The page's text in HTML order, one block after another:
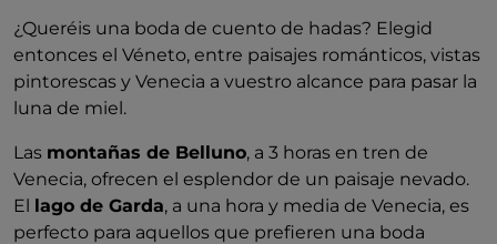
¿Queréis una boda de cuento de hadas? Elegid
entonces el Véneto, entre paisajes románticos, vistas
pintorescas y Venecia a vuestro alcance para pasar la
luna de miel.
Las montañas de Belluno, a 3 horas en tren de
Venecia, ofrecen el esplendor de un paisaje nevado.
El lago de Garda, a una hora y media de Venecia, es
perfecto para aquellos que prefieren una boda